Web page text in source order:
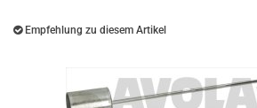
Empfehlung zu diesem Artikel